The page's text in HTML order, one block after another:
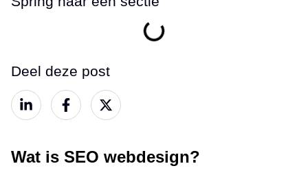
Deel deze post
Wat is SEO webdesign?